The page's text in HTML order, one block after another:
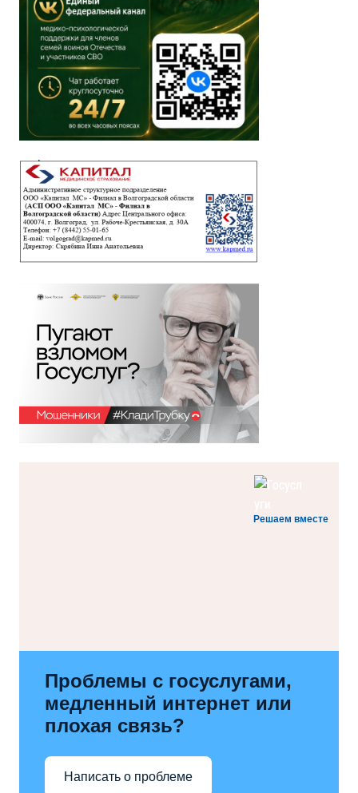
Решаем вместе
Проблемы с госуслугами,
медленный интернет или
плохая связь?
Написать о проблеме